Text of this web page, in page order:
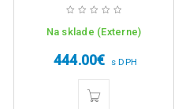
Na sklade (Externe)
444.00€ s DPH